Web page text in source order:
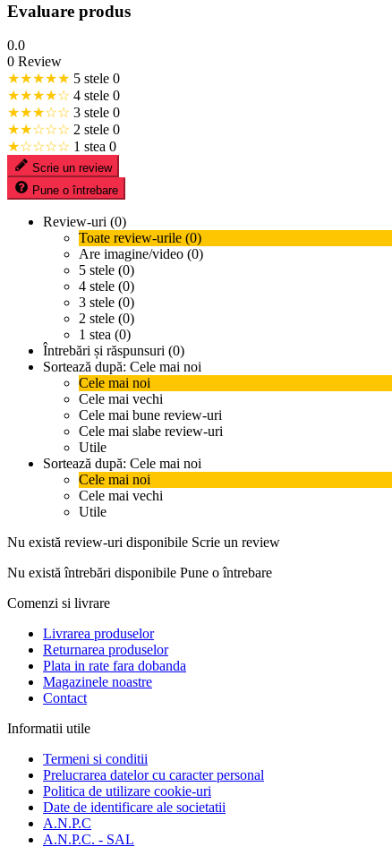
Evaluare produs
0.0
0 Review
★★★★★ 5 stele 0
★★★★☆ 4 stele 0
★★★☆☆ 3 stele 0
★★☆☆☆ 2 stele 0
★☆☆☆☆ 1 stea 0
Scrie un review
Pune o întrebare
Review-uri (0)
Toate review-urile (0)
Are imagine/video (0)
5 stele (0)
4 stele (0)
3 stele (0)
2 stele (0)
1 stea (0)
Întrebări și răspunsuri (0)
Sortează după: Cele mai noi
Cele mai noi
Cele mai vechi
Cele mai bune review-uri
Cele mai slabe review-uri
Utile
Sortează după: Cele mai noi
Cele mai noi
Cele mai vechi
Utile
Nu există review-uri disponibile Scrie un review
Nu există întrebări disponibile Pune o întrebare
Comenzi si livrare
Livrarea produselor
Returnarea produselor
Plata in rate fara dobanda
Magazinele noastre
Contact
Informatii utile
Termeni si conditii
Prelucrarea datelor cu caracter personal
Politica de utilizare cookie-uri
Date de identificare ale societatii
A.N.P.C
A.N.P.C. - SAL